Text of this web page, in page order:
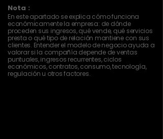
Nota :
En este apartado se explica cómo funciona
económicamente la empresa: de dónde
proceden sus ingresos, qué vende, qué servicios
presta o qué tipo de relación mantiene con sus
clientes. Entender el modelo de negocio ayuda a
valorar si la compañía depende de ventas
puntuales, ingresos recurrentes, ciclos
económicos, contratos, consumo, tecnología,
regulación u otros factores.